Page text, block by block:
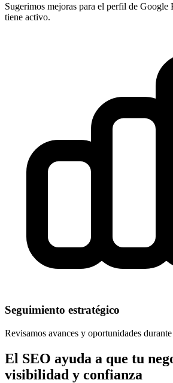
Sugerimos mejoras para el perfil de Google
tiene activo.
Seguimiento estratégico
Revisamos avances y oportunidades
El SEO ayuda a que tu
visibilidad y confianza